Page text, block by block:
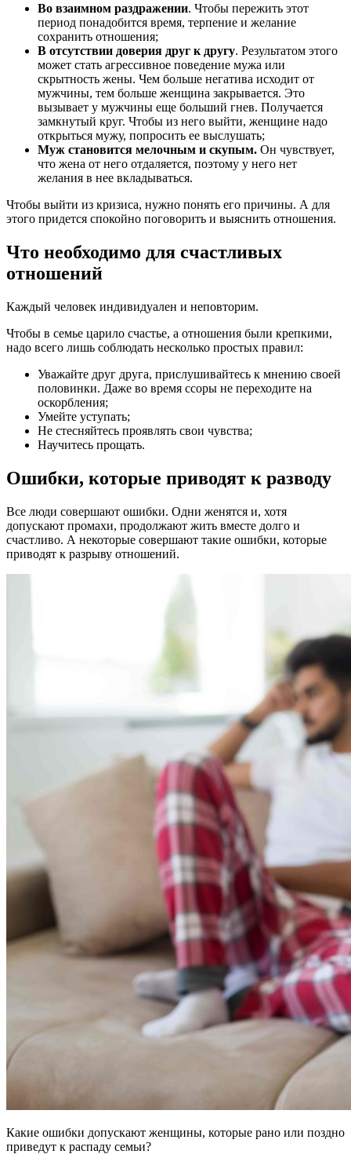
Во взаимном раздражении. Чтобы пережить этот
период понадобится время, терпение и желание
сохранить отношения;
В отсутствии доверия друг к другу. Результатом этого
может стать агрессивное поведение мужа или
скрытность жены. Чем больше негатива исходит от
мужчины, тем больше женщина закрывается. Это
вызывает у мужчины еще больший гнев. Получается
замкнутый круг. Чтобы из него выйти, женщине надо
открыться мужу, попросить ее выслушать;
Муж становится мелочным и скупым. Он чувствует,
что жена от него отдаляется, поэтому у него нет
желания в нее вкладываться.
Чтобы выйти из кризиса, нужно понять его причины. А для
этого придется спокойно поговорить и выяснить отношения.
Что необходимо для счастливых
отношений
Каждый человек индивидуален и неповторим.
Чтобы в семье царило счастье, а отношения были крепкими,
надо всего лишь соблюдать несколько простых правил:
Уважайте друг друга, прислушивайтесь к мнению своей
половинки. Даже во время ссоры не переходите на
оскорбления;
Умейте уступать;
Не стесняйтесь проявлять свои чувства;
Научитесь прощать.
Ошибки, которые приводят к разводу
Все люди совершают ошибки. Одни женятся и, хотя
допускают промахи, продолжают жить вместе долго и
счастливо. А некоторые совершают такие ошибки, которые
приводят к разрыву отношений.
Какие ошибки допускают женщины, которые рано или поздно
приведут к распаду семьи?